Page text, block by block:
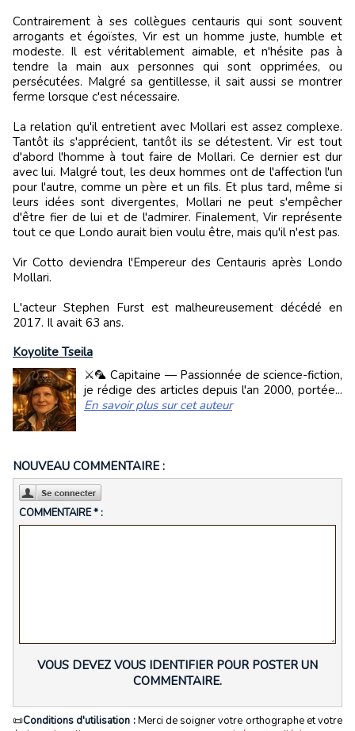
Contrairement à ses collègues centauris qui sont souvent
arrogants et égoïstes, Vir est un homme juste, humble et
modeste. Il est véritablement aimable, et n'hésite pas à
tendre la main aux personnes qui sont opprimées, ou
persécutées. Malgré sa gentillesse, il sait aussi se montrer
ferme lorsque c'est nécessaire.
La relation qu'il entretient avec Mollari est assez complexe.
Tantôt ils s'apprécient, tantôt ils se détestent. Vir est tout
d'abord l'homme à tout faire de Mollari. Ce dernier est dur
avec lui. Malgré tout, les deux hommes ont de l'affection l'un
pour l'autre, comme un père et un fils. Et plus tard, même si
leurs idées sont divergentes, Mollari ne peut s'empêcher
d'être fier de lui et de l'admirer. Finalement, Vir représente
tout ce que Londo aurait bien voulu être, mais qu'il n'est pas.
Vir Cotto deviendra l'Empereur des Centauris après Londo
Mollari.
L'acteur Stephen Furst est malheureusement décédé en
2017. Il avait 63 ans.
Koyolite Tseila
⚔️🦜 Capitaine — Passionnée de science-fiction,
je rédige des articles depuis l'an 2000, portée...
En savoir plus sur cet auteur
NOUVEAU COMMENTAIRE :
COMMENTAIRE * :
VOUS DEVEZ VOUS IDENTIFIER POUR POSTER UN
COMMENTAIRE.
📜Conditions d'utilisation :Merci de soigner votre orthographe et votre